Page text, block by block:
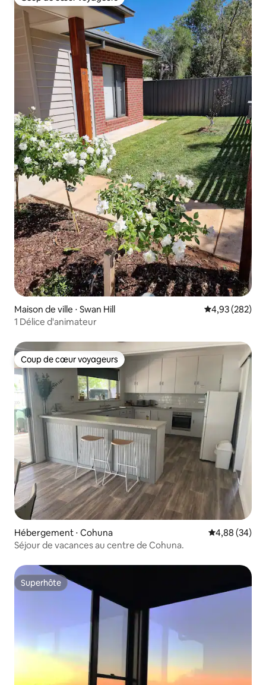
Coup de cœur voyageurs
Maison de ville ⋅ Swan Hill Évaluation
4,93 (282)
1 Délice d'animateur
Coup de cœur voyageurs
Coup de cœur voyageurs
Hébergement ⋅ Cohuna Évaluation
4,88 (34)
Séjour de vacances au centre de Cohuna.
Superhôte
Superhôte